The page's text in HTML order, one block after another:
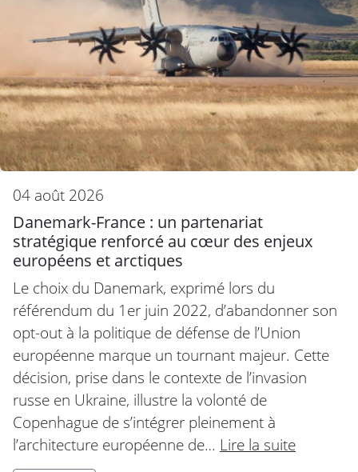
04 août 2026
Danemark-France : un partenariat
stratégique renforcé au cœur des enjeux
européens et arctiques
Le choix du Danemark, exprimé lors du
référendum du 1er juin 2022, d’abandonner son
opt-out à la politique de défense de l’Union
européenne marque un tournant majeur. Cette
décision, prise dans le contexte de l’invasion
russe en Ukraine, illustre la volonté de
Copenhague de s’intégrer pleinement à
l’architecture européenne de… Lire la suite